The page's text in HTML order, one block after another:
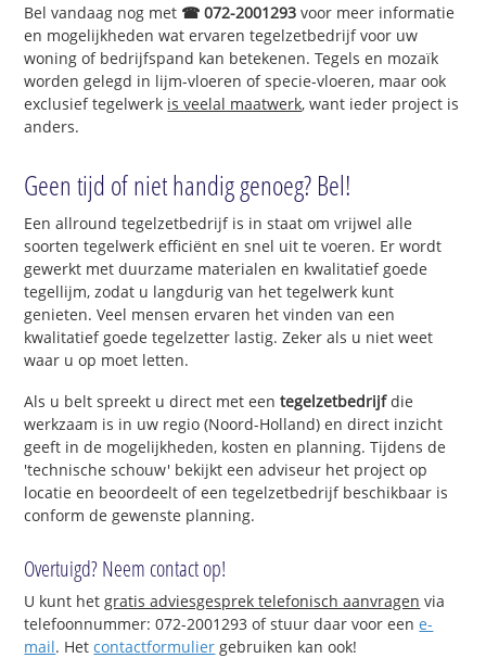
Bel vandaag nog met ☎ 072-2001293 voor meer informatie
en mogelijkheden wat ervaren tegelzetbedrijf voor uw
woning of bedrijfspand kan betekenen. Tegels en mozaïk
worden gelegd in lijm-vloeren of specie-vloeren, maar ook
exclusief tegelwerk is veelal maatwerk, want ieder project is
anders.
Geen tijd of niet handig genoeg? Bel!
Een allround tegelzetbedrijf is in staat om vrijwel alle
soorten tegelwerk efficiënt en snel uit te voeren. Er wordt
gewerkt met duurzame materialen en kwalitatief goede
tegellijm, zodat u langdurig van het tegelwerk kunt
genieten. Veel mensen ervaren het vinden van een
kwalitatief goede tegelzetter lastig. Zeker als u niet weet
waar u op moet letten.
Als u belt spreekt u direct met eentegelzetbedrijfdie
werkzaam is in uw regio (Noord-Holland) en direct inzicht
geeft in de mogelijkheden, kosten en planning. Tijdens de
'technische schouw' bekijkt een adviseur het project op
locatie en beoordeelt of een tegelzetbedrijf beschikbaar is
conform de gewenste planning.
Overtuigd? Neem contact op!
U kunt hetgratis adviesgesprek telefonisch aanvragen via
telefoonnummer: 072-2001293 of stuur daar voor eene-
mail. Hetcontactformulier gebruiken kan ook!